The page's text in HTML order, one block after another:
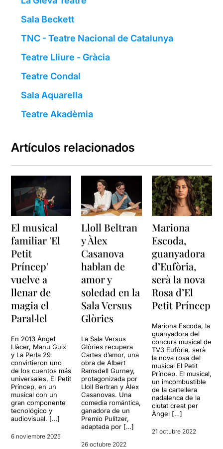
Sala Beckett
TNC - Teatre Nacional de Catalunya
Teatre Lliure - Gràcia
Teatre Condal
Sala Aquarella
Teatre Akadèmia
Artículos relacionados
El musical
familiar 'El
Petit
Príncep'
vuelve a
llenar de
magia el
Paral·lel
En 2013 Àngel
Llàcer, Manu Guix
y La Perla 29
convirtieron uno
de los cuentos más
universales, El Petit
Príncep, en un
musical con un
gran componente
tecnológico y
audiovisual. […]
6 noviembre 2025
Lloll Beltran
y Àlex
Casanova
hablan de
amor y
soledad en la
Sala Versus
Glòries
La Sala Versus
Glòries recupera
Cartes d’amor, una
obra de Albert
Ramsdell Gurney,
protagonizada por
Lloll Bertran y Àlex
Casanovas. Una
comedia romántica,
ganadora de un
Premio Pulitzer,
adaptada por […]
26 octubre 2022
Mariona
Escoda,
guanyadora
d’Eufòria,
serà la nova
Rosa d’El
Petit Príncep
Mariona Escoda, la
guanyadora del
concurs musical de
TV3 Eufòria, serà
la nova rosa del
musical El Petit
Príncep. El musical,
un imcombustible
de la cartellera
nadalenca de la
ciutat creat per
Àngel […]
21 octubre 2022